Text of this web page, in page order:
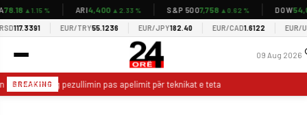
▲1.15 % ARI4,400▲2.33 % S&P 5007,758▲0.62 % DOW
117.3391 EUR/TRY55.1236 EUR/JPY182.40 EUR/CAD1.6122 EUR/USD
09 Aug 2026
BREAKING
Clark shmang pezullimin pas apelimit për teknikat e teta